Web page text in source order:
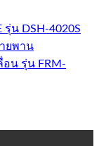
รุ่น DSH-4020S
ยพาน
อน รุ่น FRM-